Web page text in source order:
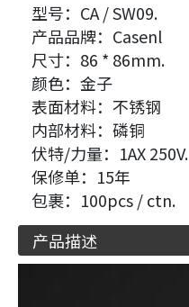
型号： CA / SW09.
产品品牌： Casenl
尺寸： 86 * 86mm.
颜色： 金子
表面材料： 不锈钢
内部材料： 磷铜
伏特/力量： 1AX 250V.
保修单： 15年
包裹： 100pcs / ctn.
产品描述